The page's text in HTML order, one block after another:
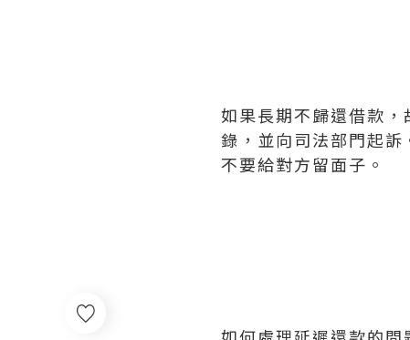
如果長期不歸還借款
錄，並向司法部門起
不要給對方留面子。